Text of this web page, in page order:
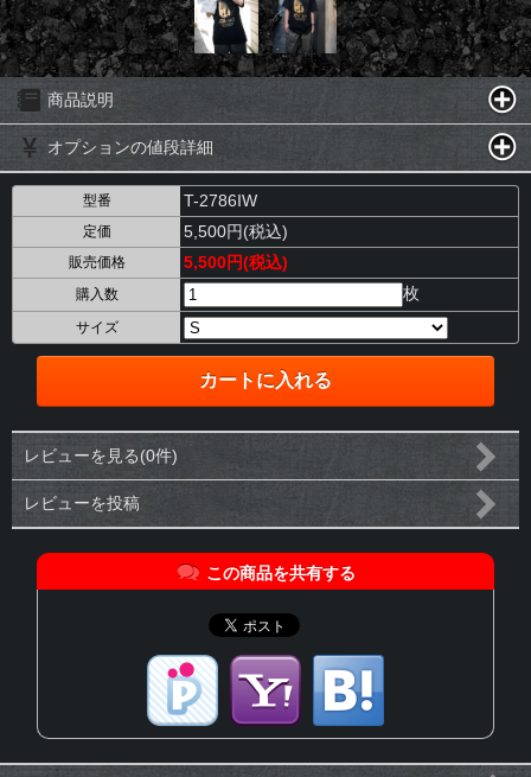
商品説明
オプションの値段詳細
型番 T-2786IW
定価 5,500円(税込)
販売価格 5,500円(税込)
購入数 枚
サイズ
レビューを見る(0件)
レビューを投稿
この商品を共有する